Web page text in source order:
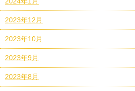
2023年12月
2023年10月
2023年9月
2023年8月